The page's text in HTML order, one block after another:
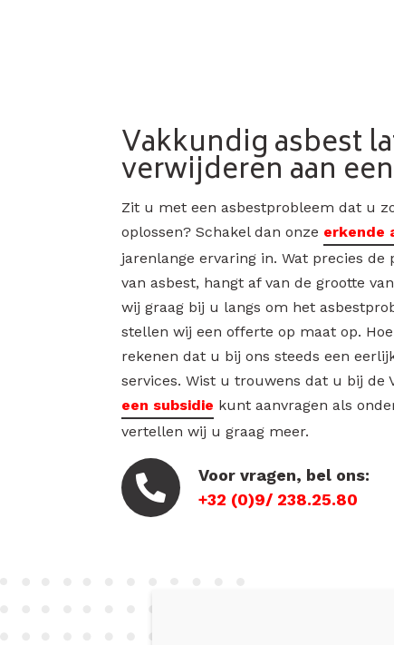
Vakkundig asbest
verwijderen aan
Zit u met een asbestprobleem dat u
oplossen? Schakel dan onze erkende
jarenlange ervaring in. Wat precies
van asbest, hangt af van de grootte
wij graag bij u langs om het
stellen wij een offerte op maat op.
rekenen dat u bij ons steeds een
services. Wist u trouwens dat u bij de
een subsidie kunt aanvragen als
vertellen wij u graag meer.
Voor vragen, bel ons:
+32 (0)9/ 238.25.80